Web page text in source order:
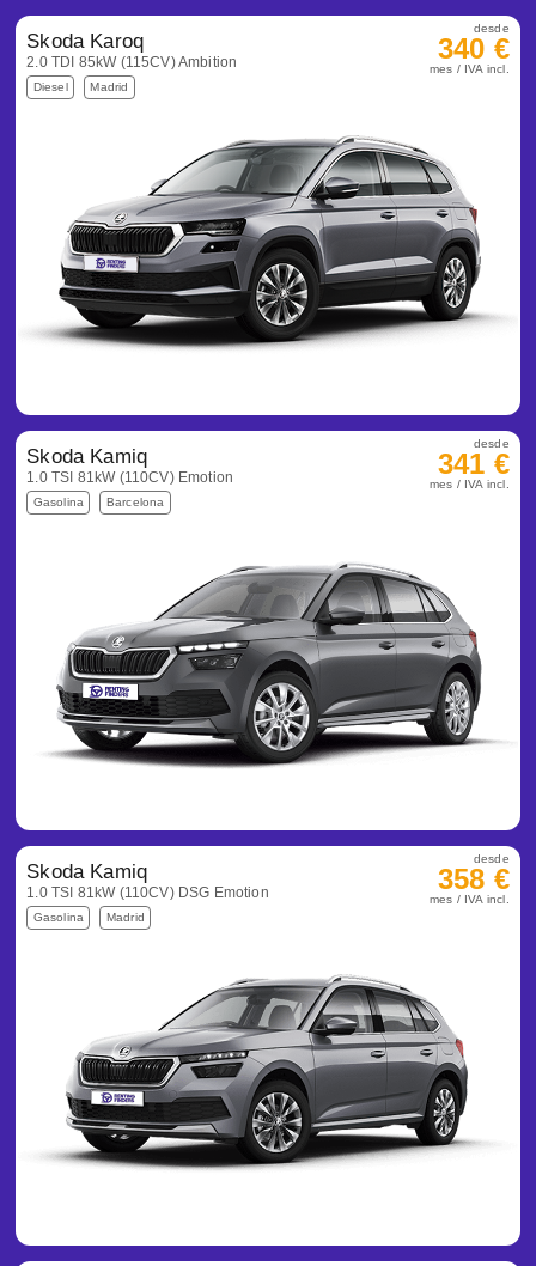
Skoda Karoq
2.0 TDI 85kW (115CV) Ambition
Diesel Madrid
desde
340 €
mes / IVA incl.
Skoda Kamiq
1.0 TSI 81kW (110CV) Emotion
Gasolina Barcelona
desde
341 €
mes / IVA incl.
Skoda Kamiq
1.0 TSI 81kW (110CV) DSG Emotion
Gasolina Madrid
desde
358 €
mes / IVA incl.